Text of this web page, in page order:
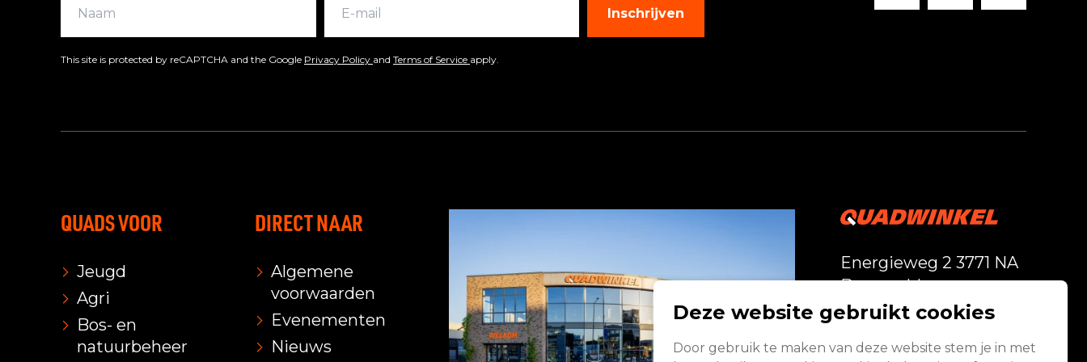
Inschrijven
This site is protected by reCAPTCHA and the Google Privacy Policy and Terms of Service apply.
QUADS VOOR
Jeugd
Agri
Bos- en
natuurbeheer
DIRECT NAAR
Algemene
voorwaarden
Evenementen
Nieuws
Energieweg 2 3771 NA
Barneveld
van 08:00 - 17:00
Deze website gebruikt cookies
Door gebruik te maken van deze website stem je in met